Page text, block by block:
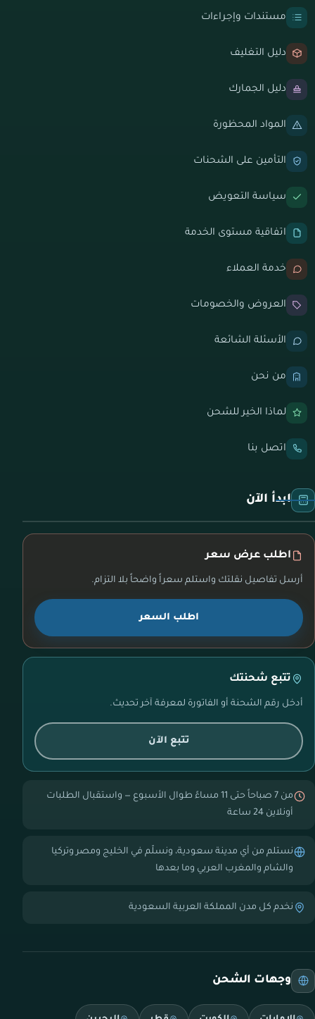
مستندات وإجراءات
دليل التغليف
دليل الجمارك
المواد المحظورة
التأمين على الشحنات
سياسة التعويض
اتفاقية مستوى الخدمة
خدمة العملاء
العروض والخصومات
الأسئلة الشائعة
من نحن
لماذا الخير للشحن
اتصل بنا
ابدأ الآن
اطلب عرض سعر
أرسل تفاصيل نقلتك واستلم سعراً واضحاً بلا التزام.
اطلب السعر
تتبع شحنتك
أدخل رقم الشحنة أو الفاتورة لمعرفة آخر تحديث.
تتبع الآن
من 7 صباحاً حتى 11 مساءً طوال الأسبوع — واستقبال الطلبات
أونلاين 24 ساعة
نستلم من أي مدينة سعودية، ونسلّم في الخليج ومصر وتركيا
والشام والمغرب العربي وما بعدها
نخدم كل مدن المملكة العربية السعودية
وجهات الشحن